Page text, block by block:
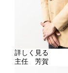
詳しく見る
主任 芳賀